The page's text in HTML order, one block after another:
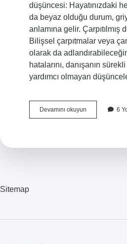
düşüncesi: Hayatınızdaki
da beyaz olduğu durum,
anlamına gelir. Çarpıtılmış
Bilişsel çarpıtmalar veya
olarak da
hatalarını, danışanın
yardımcı olmayan
Devamını okuyunÇarpıtma
Nedir
6
Sitemap